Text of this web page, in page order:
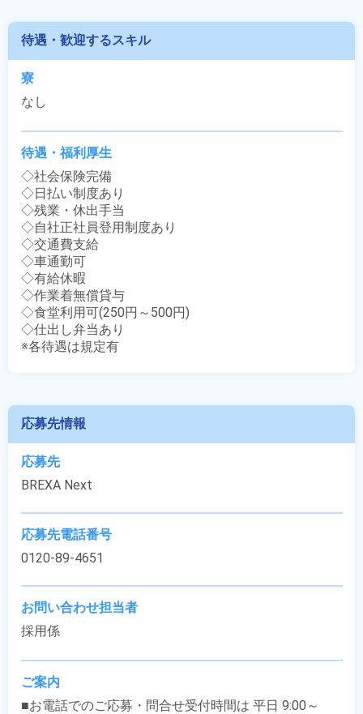
待遇・歓迎するスキル
寮
なし
待遇・福利厚生
◇社会保険完備
◇日払い制度あり
◇残業・休出手当
◇自社正社員登用制度あり
◇交通費支給
◇車通勤可
◇有給休暇
◇作業着無償貸与
◇食堂利用可(250円～500円)
◇仕出し弁当あり
※各待遇は規定有
応募先情報
応募先
BREXA Next
応募先電話番号
0120-89-4651
お問い合わせ担当者
採用係
ご案内
■お電話でのご応募・問合せ受付時間は 平日 9:00～